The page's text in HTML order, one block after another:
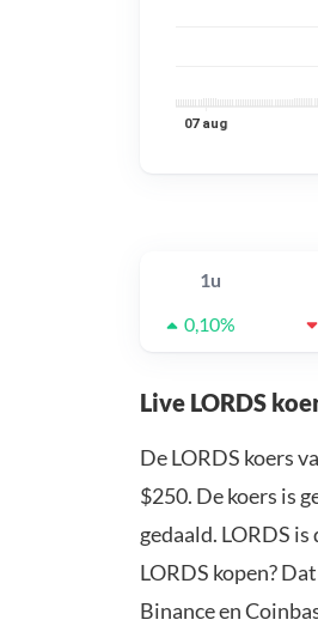
1u
0,10%
Live LORDS
De LORDS koers
$250. De koers is
gedaald. LORDS
LORDS kopen?
Binance en